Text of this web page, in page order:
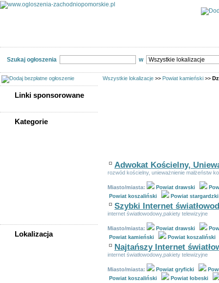
Szukaj ogłoszenia w
Linki sponsorowane
Kategorie
Lokalizacja
Wszystkie lokalizacje >> Powiat kamieński >>
Adwokat Kościelny,
rozwód kościelny, unieważnienie małżeństw
Miasto/miasta: Powiat drawski
Powiat koszaliński
Powiat stargardzki
Szybki Internet
internet światłowodowy,pakiety telewizyjne
Miasto/miasta: Powiat drawski
Powiat kamieński
Powiat koszaliński
Najtańszy Internet
internet światłowodowy,pakiety telewizyjne
Miasto/miasta: Powiat gryficki
Powiat koszaliński
Powiat łobeski